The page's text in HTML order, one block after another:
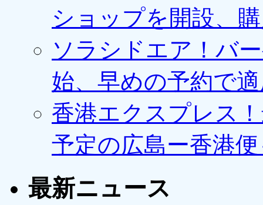
ショップを開設、
ソラシドエア！バ
始、早めの予約で
香港エクスプレス
予定の広島ー香港
最新ニュース